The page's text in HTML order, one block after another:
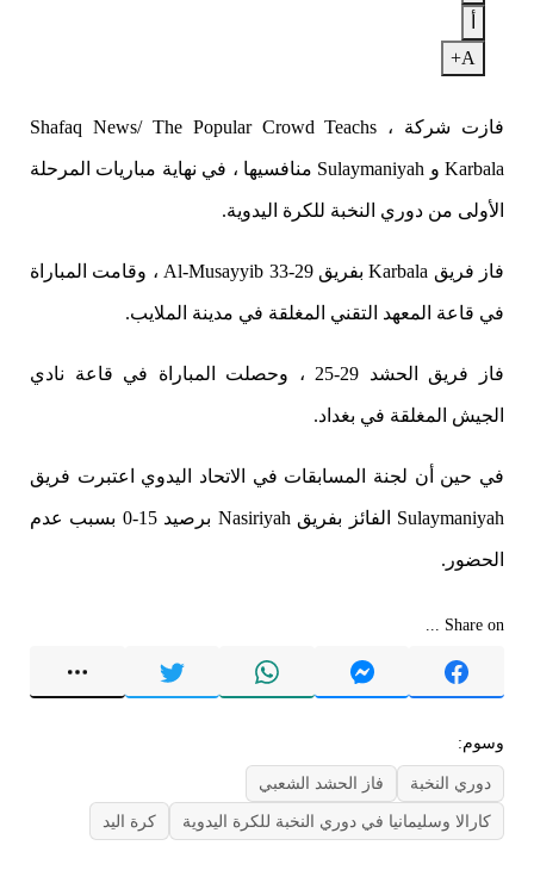
A+
فازت شركة Shafaq News/ The Popular Crowd Teachs ،
Karbala و Sulaymaniyah منافسيها ، في نهاية مباريات المرحلة
الأولى من دوري النخبة للكرة اليدوية.
فاز فريق Karbala بفريق Al-Musayyib 33-29 ، وقامت المباراة
في قاعة المعهد التقني المغلقة في مدينة الملايب.
فاز فريق الحشد 29-25 ، وحصلت المباراة في قاعة نادي
الجيش المغلقة في بغداد.
في حين أن لجنة المسابقات في الاتحاد اليدوي اعتبرت فريق
Sulaymaniyah الفائز بفريق Nasiriyah برصيد 15-0 بسبب عدم
الحضور.
Share on ...
وسوم:
دوري النخبة
فاز الحشد الشعبي
كارالا وسليمانيا في دوري النخبة للكرة اليدوية
كرة اليد